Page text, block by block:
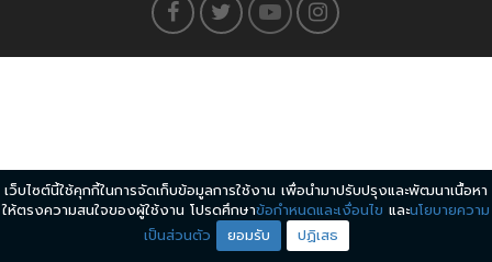
เว็บไซต์นี้ใช้คุกกี้ในการจัดเก็บข้อมูลการใช้งาน เพื่อนำมาปรับปรุงและพัฒนาเนื้อหา
ให้ตรงความสนใจของผู้ใช้งาน โปรดศึกษาข้อกำหนดและเงื่อนไข และนโยบายความ
เป็นส่วนตัว
ยอมรับ ปฏิเสธ